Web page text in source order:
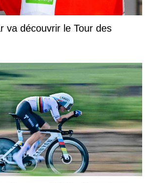
va découvrir le Tour des